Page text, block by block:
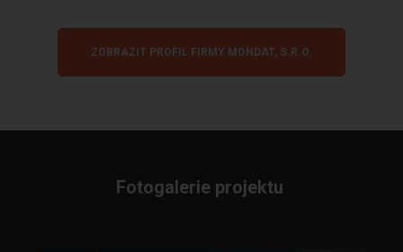
ZOBRAZIT PROFIL FIRMY MONDAT, S.R.O.
Fotogalerie projektu